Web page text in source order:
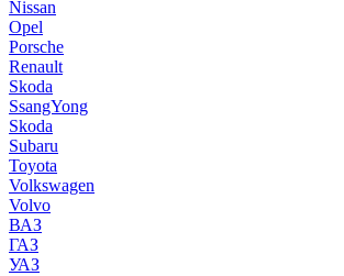
Nissan
Opel
Porsche
Renault
Skoda
SsangYong
Skoda
Subaru
Toyota
Volkswagen
Volvo
ВАЗ
ГАЗ
УАЗ